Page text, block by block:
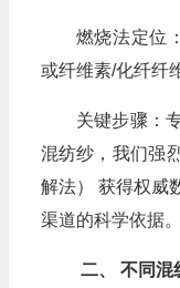
燃烧法定位
或纤维素/化纤纤
关键步骤：
混纺纱，我们强
解法） 获得权威
渠道的科学依据
二、 不同混